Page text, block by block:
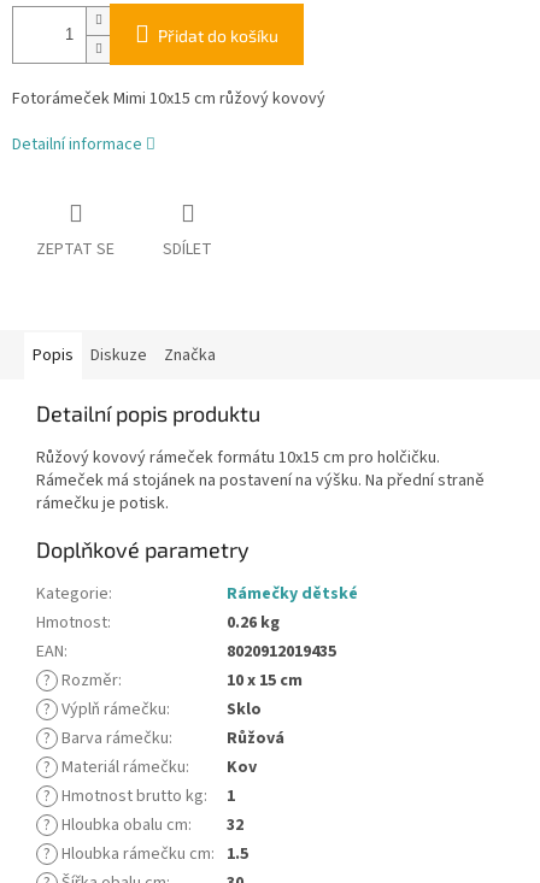
Přidat do košíku
Fotorámeček Mimi 10x15 cm růžový kovový
Detailní informace
ZEPTAT SE SDÍLET
Popis Diskuze Značka
Detailní popis produktu
Růžový kovový rámeček formátu 10x15 cm pro holčičku.
Rámeček má stojánek na postavení na výšku. Na přední straně
rámečku je potisk.
Doplňkové parametry
Kategorie:
Rámečky dětské
Hmotnost:
0.26 kg
EAN:
8020912019435
? Rozměr:
10 x 15 cm
? Výplň rámečku:
Sklo
? Barva rámečku:
Růžová
? Materiál rámečku:
Kov
? Hmotnost brutto kg:
1
? Hloubka obalu cm:
32
? Hloubka rámečku cm: 1.5